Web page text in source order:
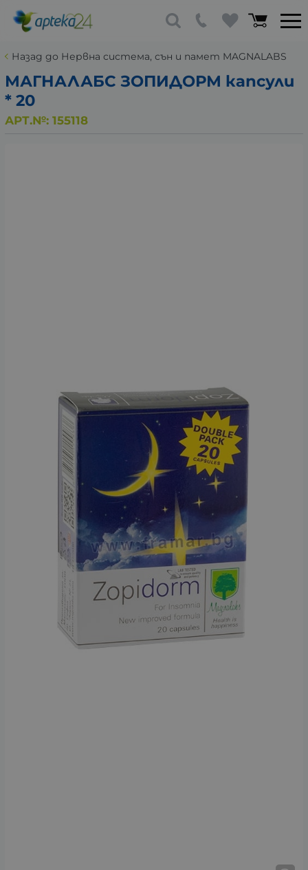
Назад до Нервна система, сън и памет MAGNALABS
МАГНАЛАБС ЗОПИДОРМ капсули
* 20
АРТ.№: 155118